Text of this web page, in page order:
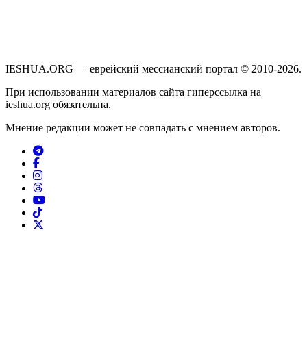
IESHUA.ORG — еврейский мессианский портал © 2010-2026.
При использовании материалов сайта гиперссылка на
ieshua.org обязательна.
Мнение редакции может не совпадать с мнением авторов.